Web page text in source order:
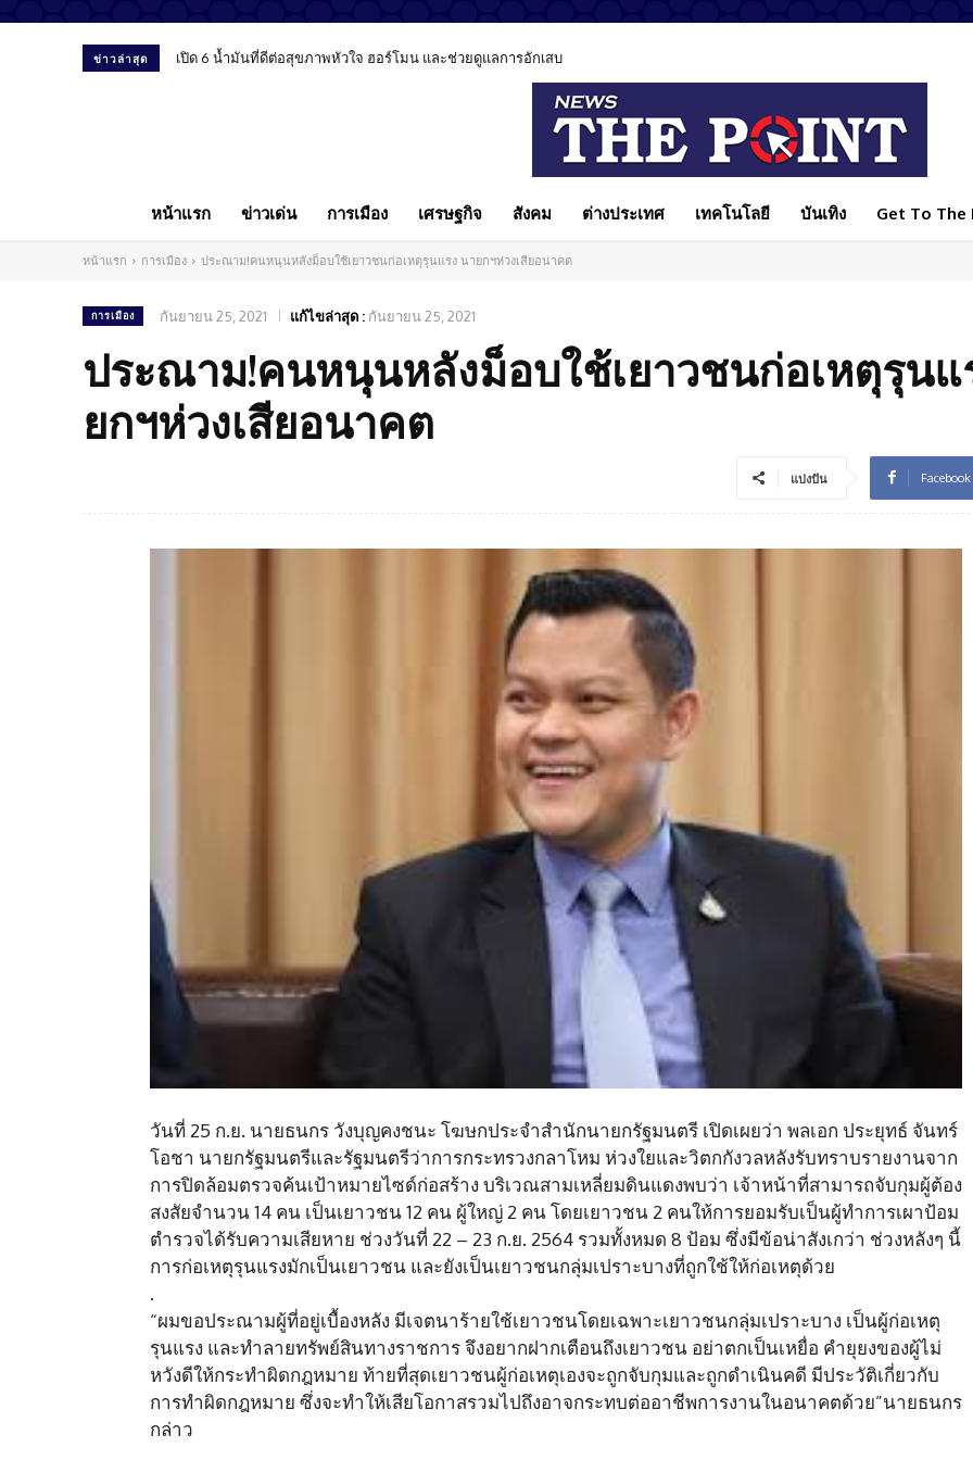
ข่าวล่าสุด เปิด 6 น้ำมันที่ดีต่อสุขภาพหัวใจ ฮอร์โมน และช่วยดูแลการอักเสบ
หน้าแรก ข่าวเด่น การเมือง เศรษฐกิจ สังคม ต่างประเทศ เทคโนโลยี บันเทิง Get To The
หน้าแรก การเมือง ประณาม!คนหนุนหลังม็อบใช้เยาวชนก่อเหตุรุนแรง นายกฯห่วงเสียอนาคต
การเมือง กันยายน 25, 2021 แก้ไขล่าสุด : กันยายน 25, 2021
ประณาม!คนหนุนหลังม็อบใช้เยาวชนก่อเหตุรุนแ
ยกฯห่วงเสียอนาคต
แบ่งปัน Facebook
วันที่ 25 ก.ย. นายธนกร วังบุญคงชนะ โฆษกประจำสำนักนายกรัฐมนตรี เปิดเผยว่า พลเอก ประยุทธ์ จันทร์
โอชา นายกรัฐมนตรีและรัฐมนตรีว่าการกระทรวงกลาโหม ห่วงใยและวิตกกังวลหลังรับทราบรายงานจาก
การปิดล้อมตรวจค้นเป้าหมายไซด์ก่อสร้าง บริเวณสามเหลี่ยมดินแดงพบว่า เจ้าหน้าที่สามารถจับกุมผู้ต้อง
สงสัยจำนวน 14 คน เป็นเยาวชน 12 คน ผู้ใหญ่ 2 คน โดยเยาวชน 2 คนให้การยอมรับเป็นผู้ทำการเผาป้อม
ตำรวจได้รับความเสียหาย ช่วงวันที่ 22 – 23 ก.ย. 2564 รวมทั้งหมด 8 ป้อม ซึ่งมีข้อน่าสังเกว่า ช่วงหลังๆ นี้
การก่อเหตุรุนแรงมักเป็นเยาวชน และยังเป็นเยาวชนกลุ่มเปราะบางที่ถูกใช้ให้ก่อเหตุด้วย
.
“ผมขอประณามผู้ที่อยู่เบื้องหลัง มีเจตนาร้ายใช้เยาวชนโดยเฉพาะเยาวชนกลุ่มเปราะบาง เป็นผู้ก่อเหตุ
รุนแรง และทำลายทรัพย์สินทางราชการ จึงอยากฝากเตือนถึงเยาวชน อย่าตกเป็นเหยื่อ คำยุยงของผู้ไม่
หวังดีให้กระทำผิดกฎหมาย ท้ายที่สุดเยาวชนผู้ก่อเหตุเองจะถูกจับกุมและถูกดำเนินคดี​ มีประวัติเกี่ยวกับ
การทำผิดกฎหมาย ซึ่งจะทำให้เสียโอกาสรวมไปถึงอาจกระทบต่ออาชีพการงานในอนาคตด้วย”นายธนกร
กล่าว